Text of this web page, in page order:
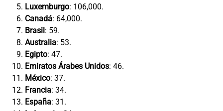
Luxemburgo: 106,000.
Canadá: 64,000.
Brasil: 59.
Australia: 53.
Egipto: 47.
Emiratos Árabes Unidos: 46.
México: 37.
Francia: 34.
España: 31.